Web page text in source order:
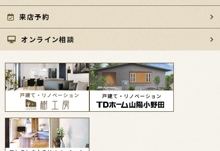
来店予約
オンライン相談